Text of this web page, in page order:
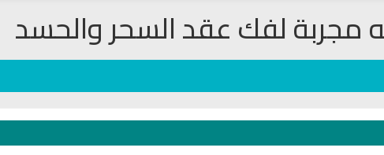
مجربة لفك عقد السحر والحسد